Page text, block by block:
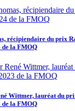
récipiendaire du prix
de la FMOQ
Wittmer, lauréat du
de la FMOQ